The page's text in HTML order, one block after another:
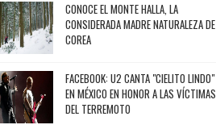
CONOCE EL MONTE HALLA, LA
CONSIDERADA MADRE NATURALEZA DE
COREA
FACEBOOK: U2 CANTA "CIELITO LINDO"
EN MÉXICO EN HONOR A LAS VÍCTIMAS
DEL TERREMOTO